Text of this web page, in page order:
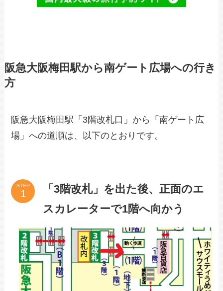
阪急大阪梅田駅から南ゲート広場への行き
方
阪急大阪梅田駅「3階改札口」から「南ゲート広
場」への道順は、以下のとおりです。
STEP
「3階改札」を出た後、正面のエ
スカレーターで1階へ向かう